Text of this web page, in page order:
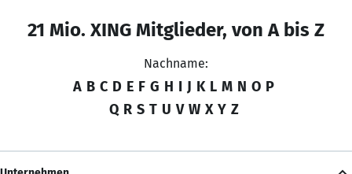
21 Mio. XING Mitglieder, von A bis Z
Nachname:
A B C D E F G H I J K L M N O P
Q R S T U V W X Y Z